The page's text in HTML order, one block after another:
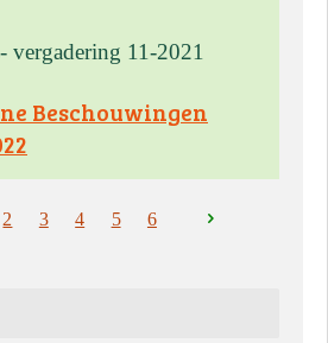
vergadering 11-2021
Beschouwingen
2 3 4 5
6